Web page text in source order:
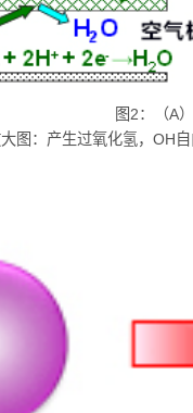
图2：（A
大图：产生过氧化氢，OH